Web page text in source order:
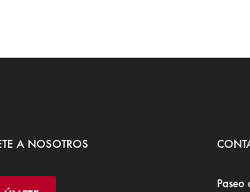
A NOSOTROS